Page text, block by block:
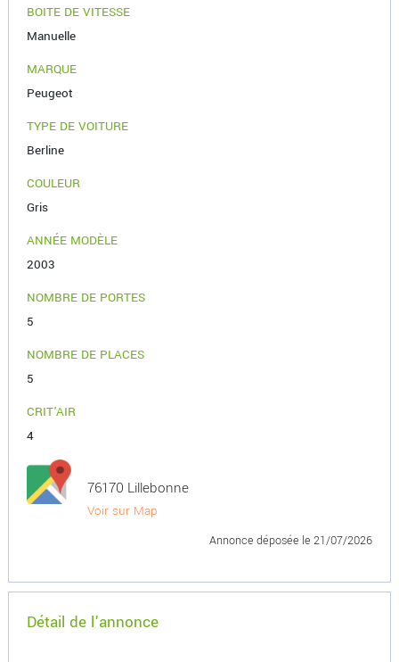
BOITE DE VITESSE
Manuelle
MARQUE
Peugeot
TYPE DE VOITURE
Berline
COULEUR
Gris
ANNÉE MODÈLE
2003
NOMBRE DE PORTES
5
NOMBRE DE PLACES
5
CRIT'AIR
4
76170 Lillebonne
Voir sur Map
Annonce déposée le 21/07/2026
Détail de l'annonce